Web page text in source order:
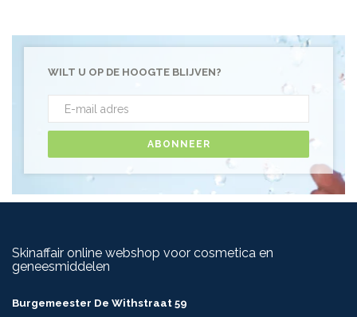
WILT U OP DE HOOGTE BLIJVEN?
ABONNEER
Skinaffair online webshop voor cosmetica en
geneesmiddelen
Burgemeester De Withstraat 59